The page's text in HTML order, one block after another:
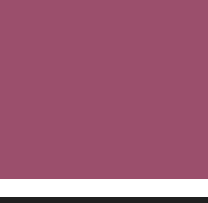
© 2024. Carpintería metálica